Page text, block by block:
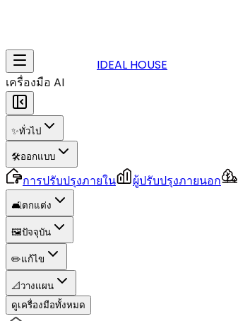
IDEAL HOUSE
เครื่องมือ AI
✨ทั่วไป
🛠️ออกแบบ
การปรับปรุงภายใน ผู้ปรับปรุงภายนอก
🛋️ตกแต่ง
🖼️ปัจจุบัน
✏️แก้ไข
📐วางแผน
ดูเครื่องมือทั้งหมด